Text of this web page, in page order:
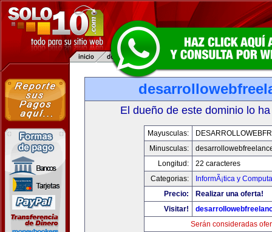
El dueño de este dominio lo
Mayusculas:
Minusculas:
Longitud:
22 caracteres
Categorias:
InformÃ¡tica y
Precio:
Realizar una oferta!
Visitar!
Serán consideradas